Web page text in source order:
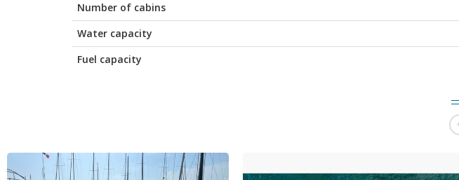
Number of cabins
Water capacity
Fuel capacity